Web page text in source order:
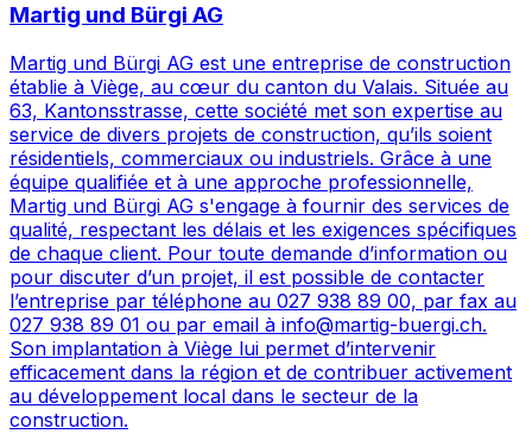
Martig und Bürgi AG
Martig und Bürgi AG est une entreprise de construction
établie à Viège, au cœur du canton du Valais. Située au
63, Kantonsstrasse, cette société met son expertise au
service de divers projets de construction, qu’ils soient
résidentiels, commerciaux ou industriels. Grâce à une
équipe qualifiée et à une approche professionnelle,
Martig und Bürgi AG s'engage à fournir des services de
qualité, respectant les délais et les exigences spécifiques
de chaque client. Pour toute demande d’information ou
pour discuter d’un projet, il est possible de contacter
l’entreprise par téléphone au 027 938 89 00, par fax au
027 938 89 01 ou par email à info@martig-buergi.ch.
Son implantation à Viège lui permet d’intervenir
efficacement dans la région et de contribuer activement
au développement local dans le secteur de la
construction.